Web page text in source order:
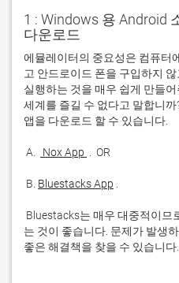
1 : Windows 용 Android
다운로드
에뮬레이터의 중요성은 컴퓨터
고 안드로이드 폰을 구입하지
실행하는 것을 매우 쉽게 만들
세계를 즐길 수 없다고 말합니
A. Nox App
B. Bluestacks App
는 것이 좋습니다. 문제가 발생
좋은 해결책을 찾을 수 있습니다.